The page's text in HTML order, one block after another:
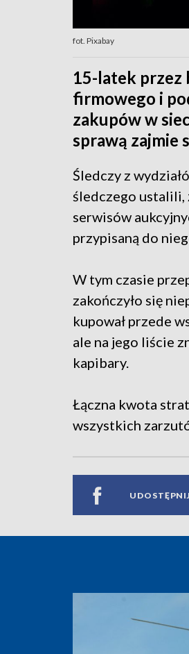
fot. Pixabay
15-latek przez
firmowego i
zakupów w
sprawą zajmie
Śledczy z
śledczego ustalili,
serwisów
przypisaną do
W tym czasie
zakończyło się
kupował przede
ale na jego liście
kapibary.
Łączna kwota
wszystkich